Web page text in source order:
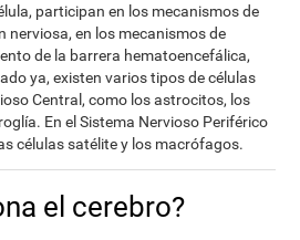
participan en los mecanismos de
nerviosa, en los mecanismos de
de la barrera hematoencefálica,
ya, existen varios tipos de células
Central, como los astrocitos, los
En el Sistema Nervioso Periférico
células satélite y los macrófagos.
el cerebro?